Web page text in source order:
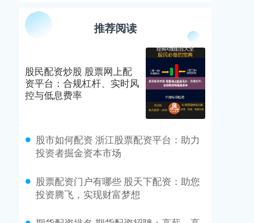
推荐阅读
股民配资炒股 股票网上配
资平台：合规杠杆、实时风
控与低息费率
​股市如何配资 浙江股票配资平台：助力
投资者掘金资本市场
​股票配资门户有哪些 股天下配资：助您
投资腾飞，实现财富梦想